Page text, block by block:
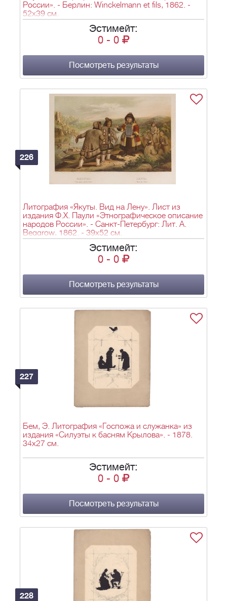
России». - Берлин: Winckelmann et fils, 1862. -
52х39 см.
Эстимейт:
0 - 0
Посмотреть результаты
226
Литография «Якуты. Вид на Лену». Лист из
издания Ф.Х. Паули «Этнографическое описание
народов России». - Санкт-Петербург: Лит. А.
Beggrow, 1862. - 39х52 см.
Эстимейт:
0 - 0
Посмотреть результаты
227
Бем, Э. Литография «Госпожа и служанка» из
издания «Силуэты к басням Крылова». - 1878.
34х27 см.
Эстимейт:
0 - 0
Посмотреть результаты
228